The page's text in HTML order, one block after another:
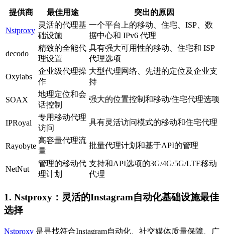
提供商 最佳用途 突出的原因
Nstproxy
灵活的代理基
础设施
一个平台上的移动、住宅、ISP、数
据中心和 IPv6 代理
decodo
精致的全能代
理设置
具有强大可用性的移动、住宅和 ISP
代理选项
Oxylabs
企业级代理操
作
大型代理网络、先进的定位及企业支
持
SOAX
地理定位和会
话控制
强大的位置控制和移动/住宅代理选项
IPRoyal
专用移动代理
访问
具有灵活访问模式的移动和住宅代理
Rayobyte
高容量代理流
量
批量代理计划和基于API的管理
NetNut
管理的移动代
理计划
支持和API选项的3G/4G/5G/LTE移动
代理
1. Nstproxy：灵活的Instagram自动化基础设施最佳
选择
Nstproxy 是寻找符合Instagram自动化、社交媒体质量保障、广